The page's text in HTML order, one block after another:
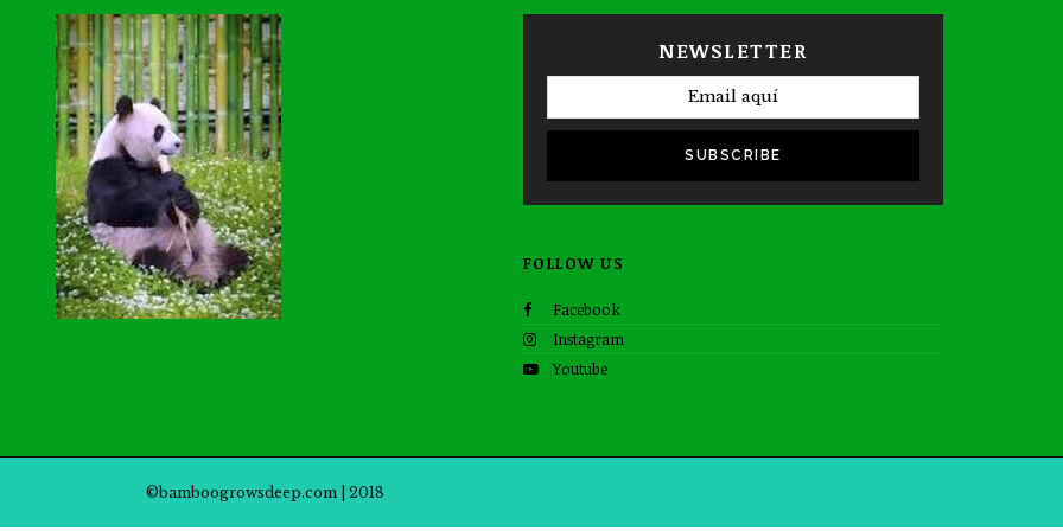
NEWSLETTER
SUBSCRIBE
FOLLOW US
Facebook
Instagram
Youtube
©bamboogrowsdeep.com | 2018